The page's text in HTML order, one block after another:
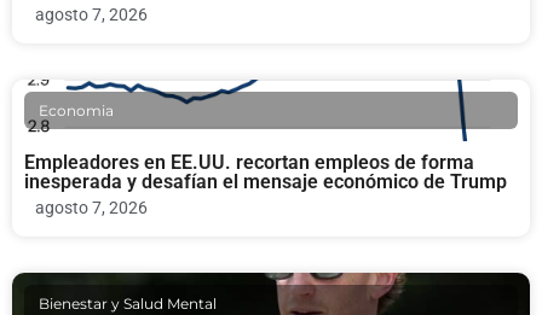
agosto 7, 2026
Economia
Empleadores en EE.UU. recortan empleos de forma
inesperada y desafían el mensaje económico de Trump
agosto 7, 2026
Bienestar y Salud Mental